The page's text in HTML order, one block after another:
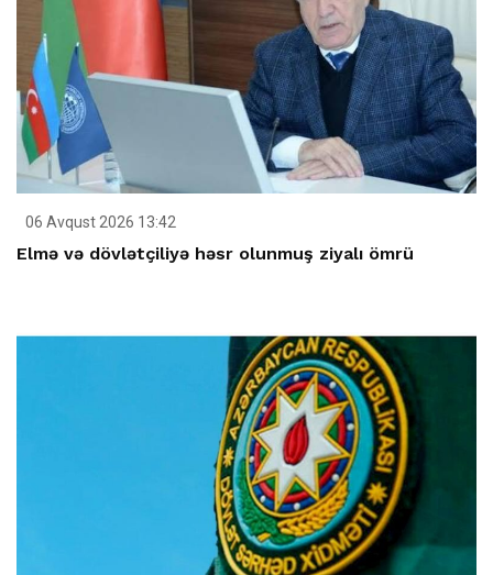
06 Avqust 2026 13:42
Elmə və dövlətçiliyə həsr olunmuş ziyalı ömrü